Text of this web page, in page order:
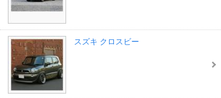
スズキ クロスビー